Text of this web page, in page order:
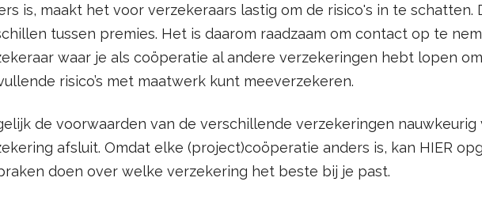
is, maakt het voor verzekeraars lastig om de risico's in te
tussen premies. Het is daarom raadzaam om contact op te
waar je als coöperatie al andere verzekeringen hebt lopen
risico’s met maatwerk kunt meeverzekeren.
de voorwaarden van de verschillende verzekeringen
afsluit. Omdat elke (project)coöperatie anders is, kan HIER
doen over welke verzekering het beste bij je past.